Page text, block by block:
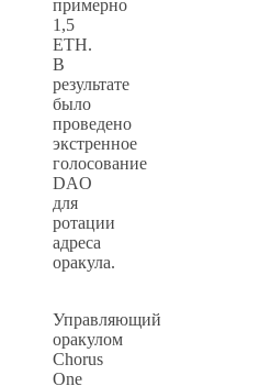
примерно
1,5
ETH.
В
результате
было
проведено
экстренное
голосование
DAO
для
ротации
адреса
оракула.
Управляющий
оракулом
Chorus
One